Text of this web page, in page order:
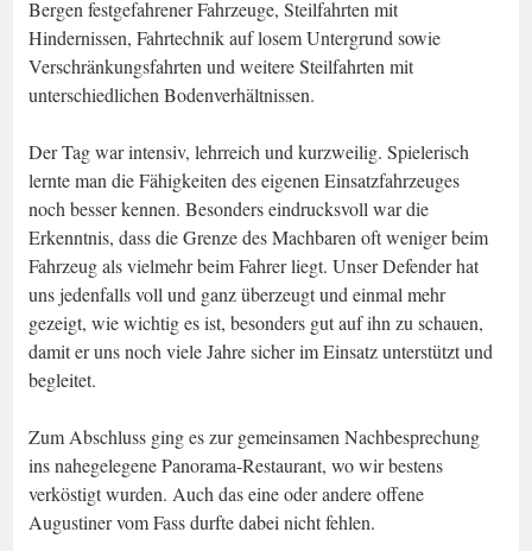
Bergen festgefahrener Fahrzeuge, Steilfahrten mit
Hindernissen, Fahrtechnik auf losem Untergrund sowie
Verschränkungsfahrten und weitere Steilfahrten mit
unterschiedlichen Bodenverhältnissen.
Der Tag war intensiv, lehrreich und kurzweilig. Spielerisch
lernte man die Fähigkeiten des eigenen Einsatzfahrzeuges
noch besser kennen. Besonders eindrucksvoll war die
Erkenntnis, dass die Grenze des Machbaren oft weniger beim
Fahrzeug als vielmehr beim Fahrer liegt. Unser Defender hat
uns jedenfalls voll und ganz überzeugt und einmal mehr
gezeigt, wie wichtig es ist, besonders gut auf ihn zu schauen,
damit er uns noch viele Jahre sicher im Einsatz unterstützt und
begleitet.
Zum Abschluss ging es zur gemeinsamen Nachbesprechung
ins nahegelegene Panorama-Restaurant, wo wir bestens
verköstigt wurden. Auch das eine oder andere offene
Augustiner vom Fass durfte dabei nicht fehlen.